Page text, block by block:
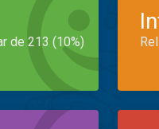
de 213 (10%)